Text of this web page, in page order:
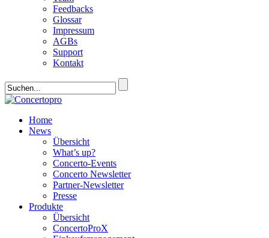
Feedbacks
Glossar
Impressum
AGBs
Support
Kontakt
Home
News
Übersicht
What’s up?
Concerto-Events
Concerto Newsletter
Partner-Newsletter
Presse
Produkte
Übersicht
ConcertoProX